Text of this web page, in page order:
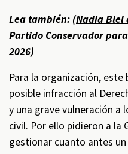
Lea también: (Nadia Blel
Partido Conservador
2026)
Para la organización,
posible infracción al
y una grave vulneración a
civil. Por ello pidieron a la
gestionar cuanto antes